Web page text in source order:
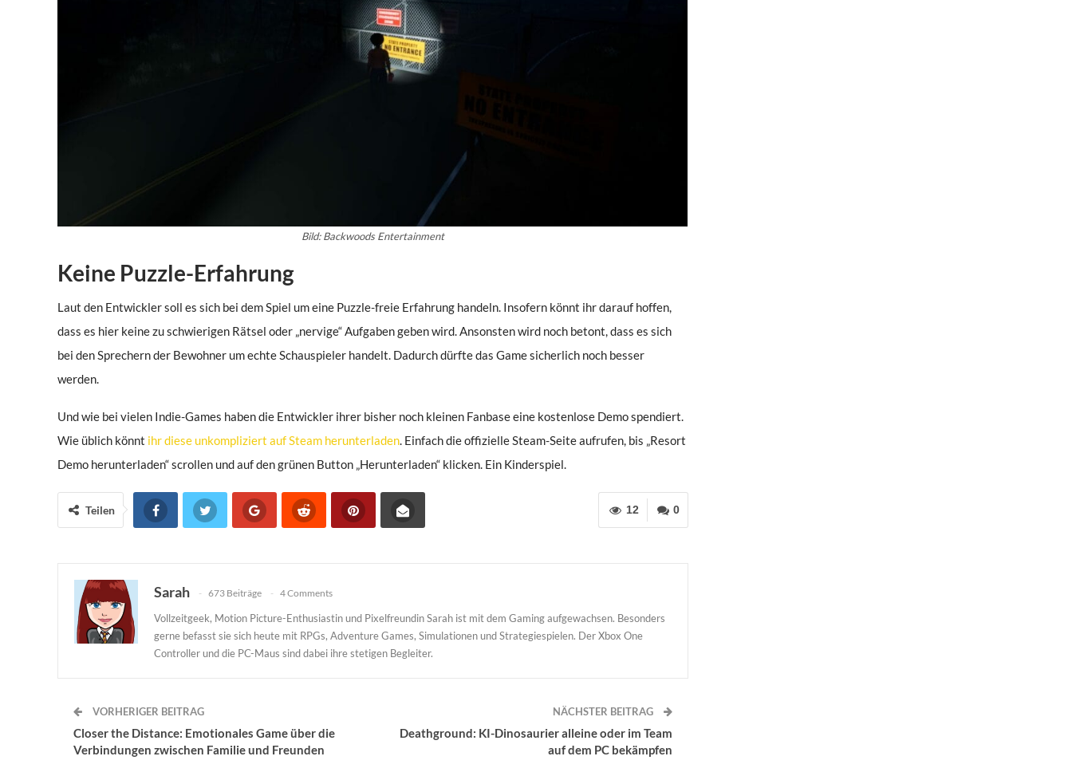
Bild: Backwoods Entertainment
Keine Puzzle-Erfahrung
Laut den Entwickler soll es sich bei dem Spiel um eine Puzzle-freie Erfahrung handeln. Insofern könnt ihr darauf hoffen,
dass es hier keine zu schwierigen Rätsel oder „nervige“ Aufgaben geben wird. Ansonsten wird noch betont, dass es sich
bei den Sprechern der Bewohner um echte Schauspieler handelt. Dadurch dürfte das Game sicherlich noch besser
werden.
Und wie bei vielen Indie-Games haben die Entwickler ihrer bisher noch kleinen Fanbase eine kostenlose Demo spendiert.
Wie üblich könnt ihr diese unkompliziert auf Steam herunterladen. Einfach die offizielle Steam-Seite aufrufen, bis „Resort
Demo herunterladen“ scrollen und auf den grünen Button „Herunterladen“ klicken. Ein Kinderspiel.
0
12
Teilen
Sarah 673 Beiträge 4 Comments
Vollzeitgeek, Motion Picture-Enthusiastin und Pixelfreundin Sarah ist mit dem Gaming aufgewachsen. Besonders
gerne befasst sie sich heute mit RPGs, Adventure Games, Simulationen und Strategiespielen. Der Xbox One
Controller und die PC-Maus sind dabei ihre stetigen Begleiter.
VORHERIGER BEITRAG
Closer the Distance: Emotionales Game über die
Verbindungen zwischen Familie und Freunden
NÄCHSTER BEITRAG
Deathground: KI-Dinosaurier alleine oder im Team
auf dem PC bekämpfen